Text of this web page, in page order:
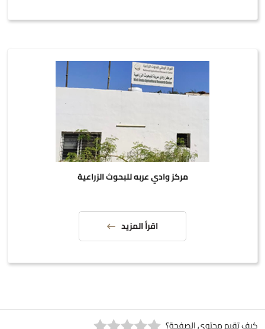
مركز وادي عربه للبحوث الزراعية
اقرأ المزيد
كيف تقيم محتوى الصفحة؟